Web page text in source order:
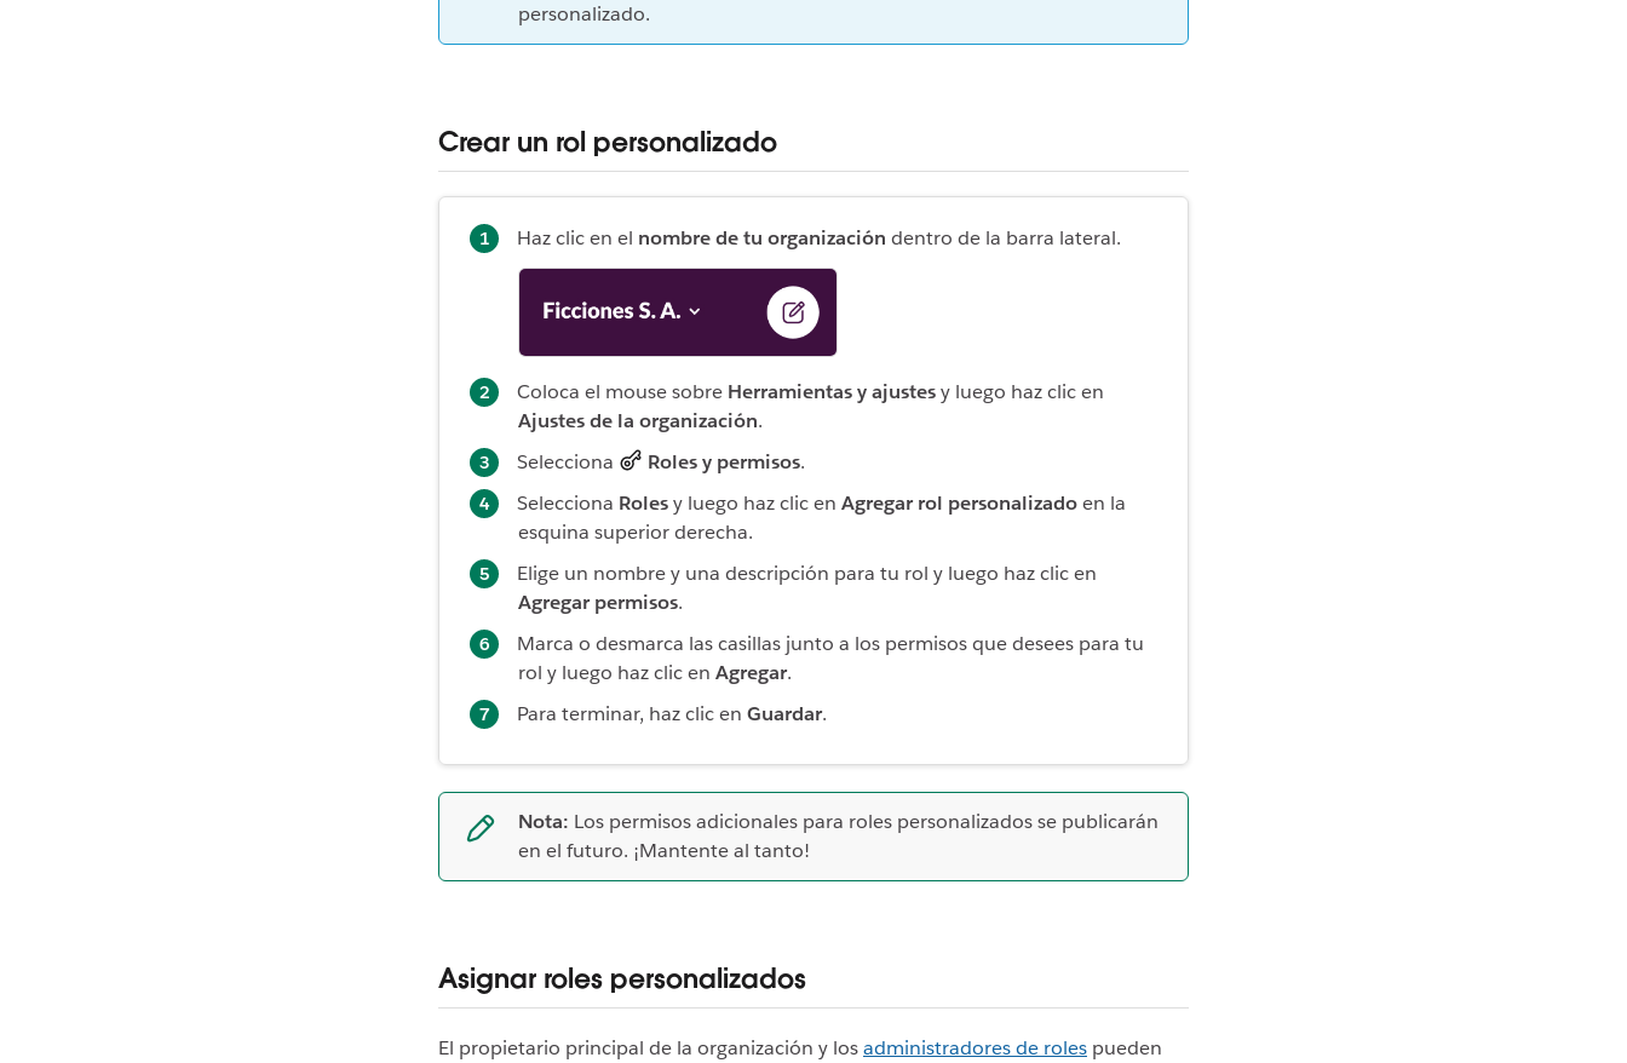
personalizado.
Crear un rol personalizado
Haz clic en el nombre de tu organización dentro de la barra lateral.
Coloca el mouse sobre Herramientas y ajustesy luego haz clic en
Ajustes de la organización.
Selecciona
Roles y permisos.
Selecciona Rolesy luego haz clic en Agregar rol personalizadoen la
esquina superior derecha.
Elige un nombre y una descripción para tu rol y luego haz clic en
Agregar permisos.
Marca o desmarca las casillas junto a los permisos que desees para tu
rol y luego haz clic en Agregar.
Para terminar, haz clic en Guardar.
Nota: Los permisos adicionales para roles personalizados se publicarán
en el futuro. ¡Mantente al tanto!
Asignar roles personalizados
El propietario principal de la organización y losadministradores de roles pueden